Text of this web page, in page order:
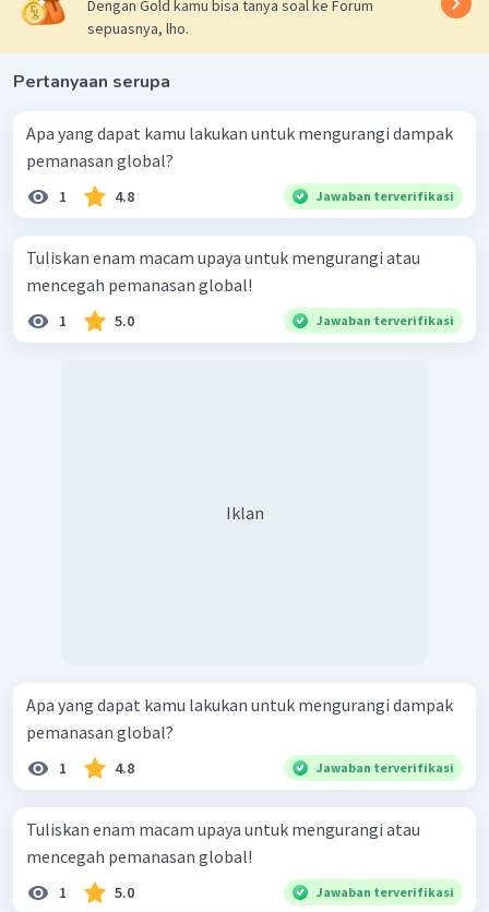
Dengan Gold kamu bisa tanya soal ke Forum
sepuasnya, lho.
Pertanyaan serupa
Apa yang dapat kamu lakukan untuk mengurangi dampak
pemanasan global?
1 4.8 Jawaban terverifikasi
Tuliskan enam macam upaya untuk mengurangi atau
mencegah pemanasan global!
1 5.0 Jawaban terverifikasi
Iklan
Apa yang dapat kamu lakukan untuk mengurangi dampak
pemanasan global?
1 4.8 Jawaban terverifikasi
Tuliskan enam macam upaya untuk mengurangi atau
mencegah pemanasan global!
1 5.0 Jawaban terverifikasi